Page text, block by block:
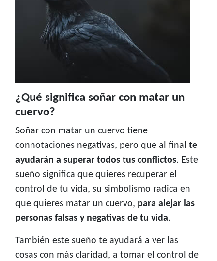
¿Qué significa soñar con matar un
cuervo?
Soñar con matar un cuervo tiene
connotaciones negativas, pero que al final te
ayudarán a superar todos tus conflictos. Este
sueño significa que quieres recuperar el
control de tu vida, su simbolismo radica en
que quieres matar un cuervo, para alejar las
personas falsas y negativas de tu vida.
También este sueño te ayudará a ver las
cosas con más claridad, a tomar el control de